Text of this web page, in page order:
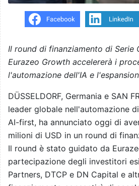
Il round di finanziamento di Serie
Eurazeo Growth accelererà i
l'automazione dell'IA e
DÜSSELDORF, Germania e SAN
leader globale nell'automazione
AI-first, ha annunciato oggi di
milioni di USD in un round di
Il round è stato guidato da
partecipazione degli investitori
Partners, DTCP e DN Capital e